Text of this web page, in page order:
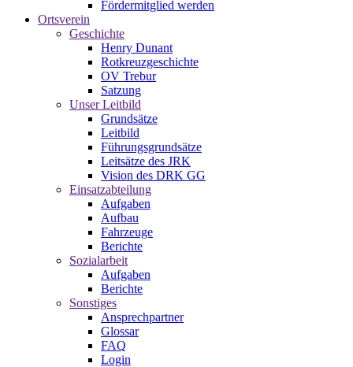
Fördermitglied werden
Ortsverein
Geschichte
Henry Dunant
Rotkreuzgeschichte
OV Trebur
Satzung
Unser Leitbild
Grundsätze
Leitbild
Führungsgrundsätze
Leitsätze des JRK
Vision des DRK GG
Einsatzabteilung
Aufgaben
Aufbau
Fahrzeuge
Berichte
Sozialarbeit
Aufgaben
Berichte
Sonstiges
Ansprechpartner
Glossar
FAQ
Login